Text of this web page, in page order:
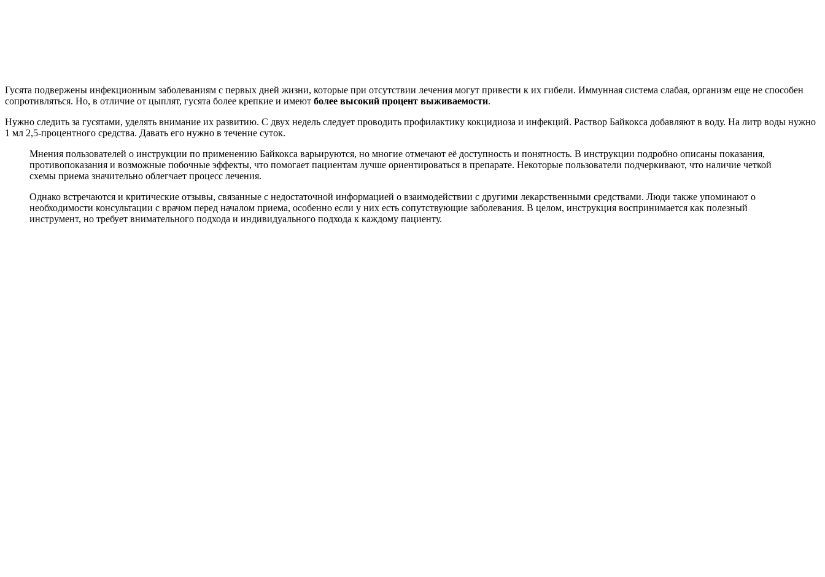
Гусята подвержены инфекционным заболеваниям с первых дней жизни, которые при отсутствии лечения могут привести к их гибели. Иммунная система слабая, организм еще не способен
сопротивляться. Но, в отличие от цыплят, гусята более крепкие и имеют более высокий процент выживаемости.
Нужно следить за гусятами, уделять внимание их развитию. С двух недель следует проводить профилактику кокцидиоза и инфекций. Раствор Байкокса добавляют в воду. На литр воды нужно
1 мл 2,5-процентного средства. Давать его нужно в течение суток.
Мнения пользователей о инструкции по применению Байкокса варьируются, но многие отмечают её доступность и понятность. В инструкции подробно описаны показания,
противопоказания и возможные побочные эффекты, что помогает пациентам лучше ориентироваться в препарате. Некоторые пользователи подчеркивают, что наличие четкой
схемы приема значительно облегчает процесс лечения.
Однако встречаются и критические отзывы, связанные с недостаточной информацией о взаимодействии с другими лекарственными средствами. Люди также упоминают о
необходимости консультации с врачом перед началом приема, особенно если у них есть сопутствующие заболевания. В целом, инструкция воспринимается как полезный
инструмент, но требует внимательного подхода и индивидуального подхода к каждому пациенту.